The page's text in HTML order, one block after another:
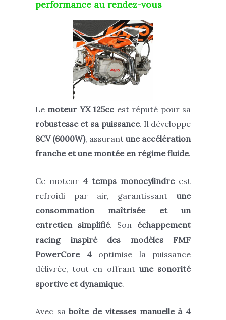
performance au rendez-vous
Le moteur YX 125cc est réputé pour sa
robustesse et sa puissance. Il développe
8CV (6000W), assurant une accélération
franche et une montée en régime fluide.
Ce moteur 4 temps monocylindreest
refroidi par air, garantissant une
consommation maîtrisée et un
entretien simplifié. Son échappement
racing inspiré des modèles FMF
PowerCore 4optimise la puissance
délivrée, tout en offrant une sonorité
sportive et dynamique.
Avec saboîte de vitesses manuelle à 4